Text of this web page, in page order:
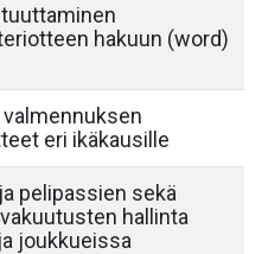
hakuun (word)
valmennuksen
eri ikäkausille
pelipassien sekä
hallinta
joukkueissa